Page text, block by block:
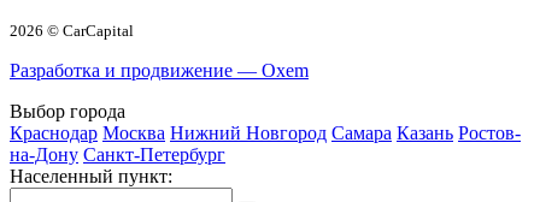
2026 © CarCapital
Разработка и продвижение — Oxem
Выбор города
Краснодар Москва Нижний Новгород Самара Казань Ростов-
на-Дону Санкт-Петербург
Населенный пункт: